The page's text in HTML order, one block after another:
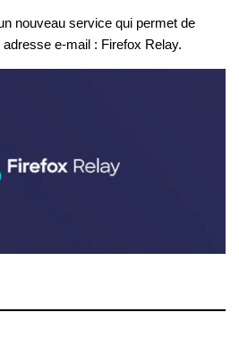
nouveau service qui permet de
e-mail : Firefox Relay.